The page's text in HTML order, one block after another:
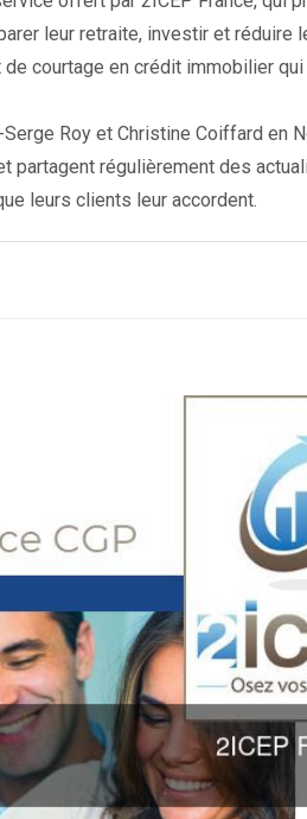
leur retraite, investir et réduire
courtage en crédit immobilier
Roy et Christine Coiffard en
partagent régulièrement des
leurs clients leur accordent.